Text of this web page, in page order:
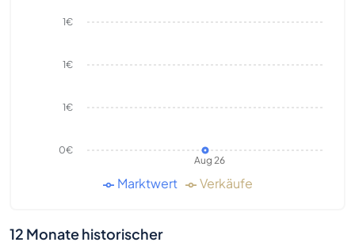
Aug 26
0€
1€
1€
1€
Marktwert Verkäufe
12 Monate historischer